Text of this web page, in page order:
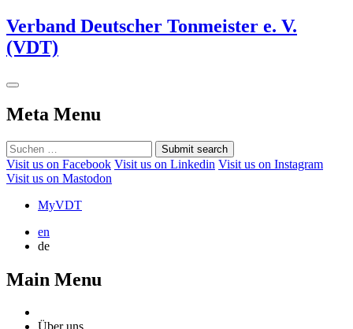
Verband Deutscher Tonmeister e. V.
(VDT)
Meta Menu
Submit search
Visit us on Facebook Visit us on Linkedin Visit us on Instagram
Visit us on Mastodon
MyVDT
en
de
Main Menu